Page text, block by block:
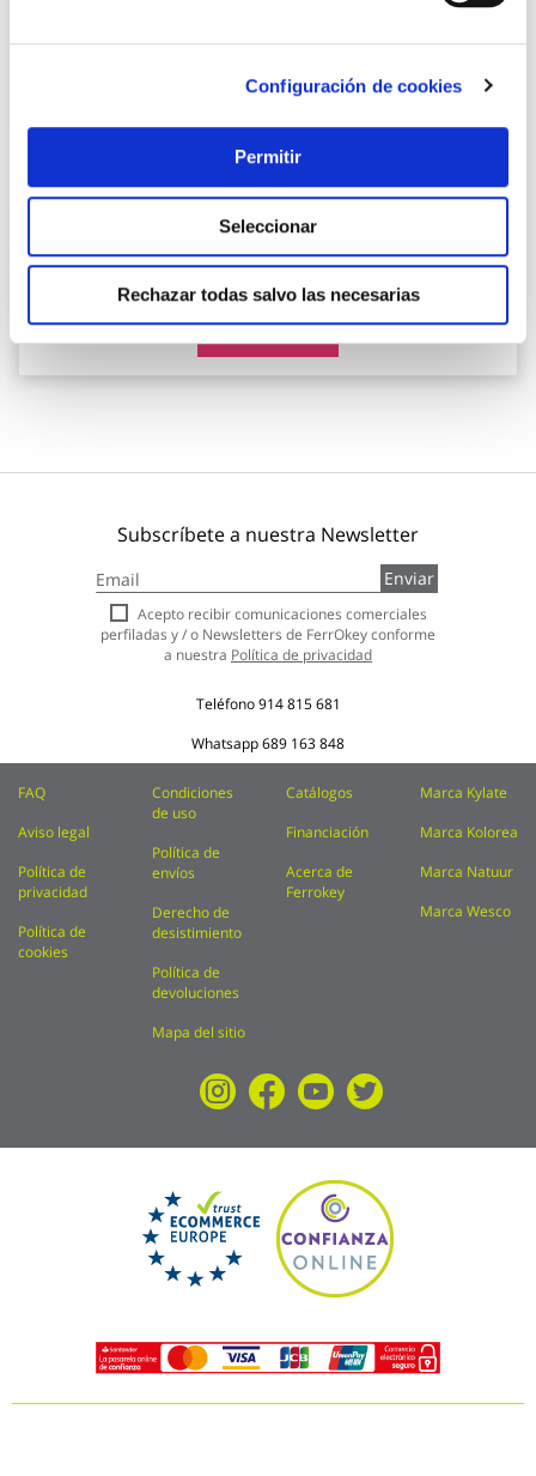
Configuración de cookies
Permitir
Seleccionar
Rechazar todas salvo las necesarias
Camara wifi interior motorizada sentinel pro 2,4ghz 4mp
35,95 €
Subscríbete a nuestra Newsletter
a
nuestro
boletín
de
Enviar
Acepto recibir comunicaciones comerciales
perfiladas y / o Newsletters de FerrOkey conforme
a nuestra Política de privacidad
Teléfono914 815 681
Whatsapp689 163 848
FAQ
Aviso legal
Política de
privacidad
Política de
cookies
Condiciones
de uso
Política de
envíos
Derecho de
desistimiento
Política de
devoluciones
Mapa del sitio
Catálogos
Financiación
Acerca de
Ferrokey
Marca Kylate
Marca Kolorea
Marca Natuur
Marca Wesco